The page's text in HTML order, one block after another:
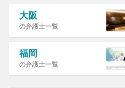
大阪
の弁護士一覧
福岡
の弁護士一覧